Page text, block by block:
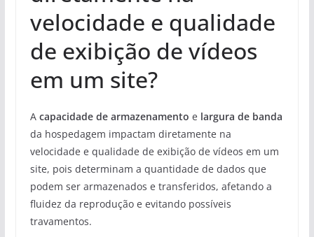
velocidade e qualidade
de exibição de vídeos
em um site?
A capacidade de armazenamento e largura de banda
da hospedagem impactam diretamente na
velocidade e qualidade de exibição de vídeos em um
site, pois determinam a quantidade de dados que
podem ser armazenados e transferidos, afetando a
fluidez da reprodução e evitando possíveis
travamentos.